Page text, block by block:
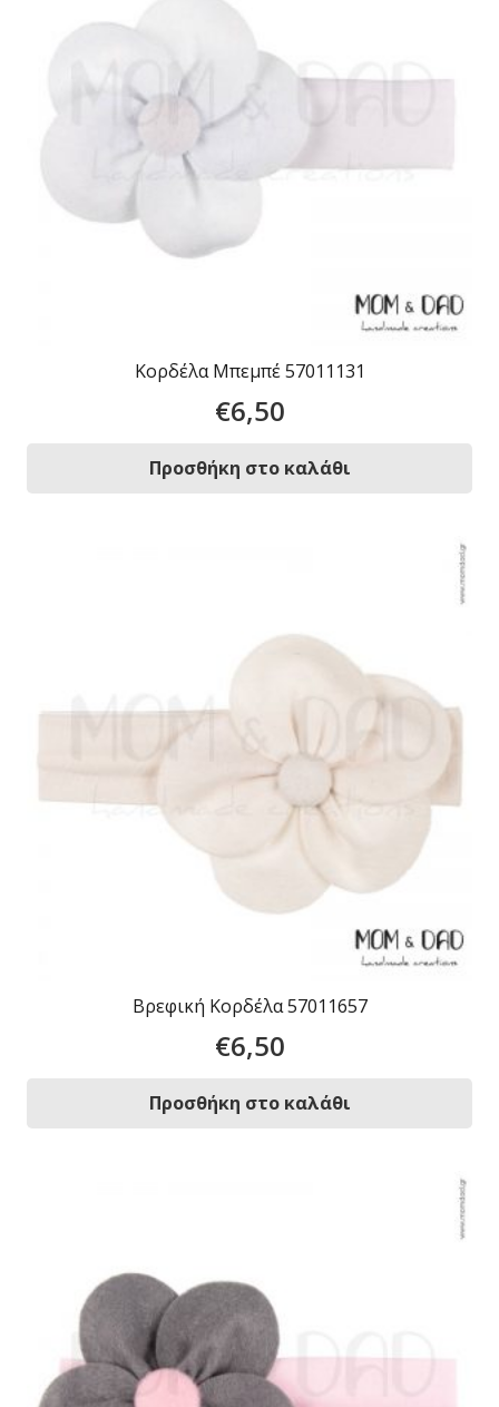
Κορδέλα Μπεμπέ 57011131
€6,50
Προσθήκη στο καλάθι
Βρεφική Κορδέλα 57011657
€6,50
Προσθήκη στο καλάθι